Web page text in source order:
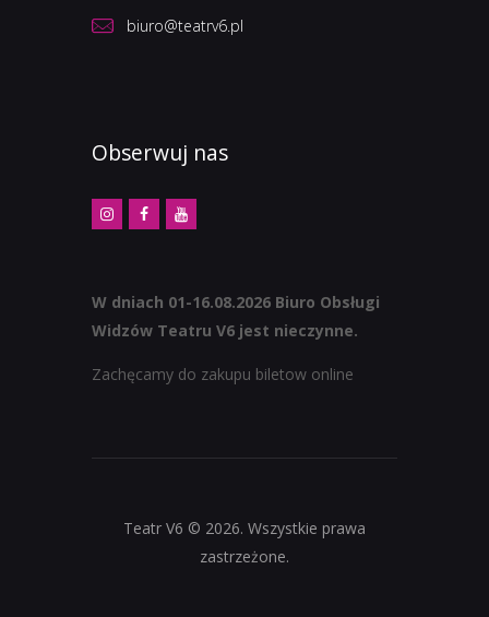
biuro@teatrv6.pl
Obserwuj nas
W dniach 01-16.08.2026 Biuro Obsługi
Widzów Teatru V6 jest nieczynne.
Zachęcamy do zakupu biletow online
Teatr V6 © 2026. Wszystkie prawa
zastrzeżone.